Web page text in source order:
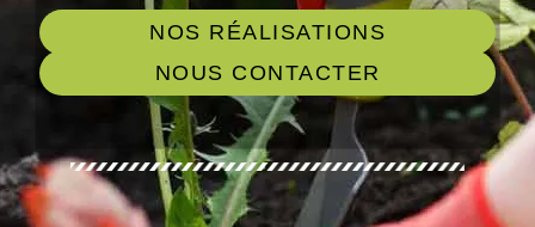
NOS RÉALISATIONS
NOUS CONTACTER